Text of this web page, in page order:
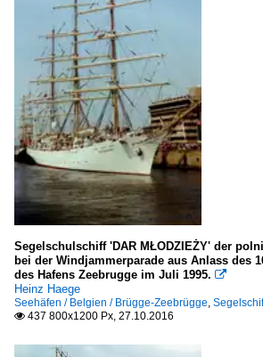
Segelschulschiff 'DAR MŁODZIEŻY' der
bei der Windjammerparade aus Anlass des
des Hafens Zeebrugge im Juli 1995. 
Heinz Haege
Seehäfen / Belgien / Brügge-Zeebrügge
 437 800x1200 Px, 27.10.2016